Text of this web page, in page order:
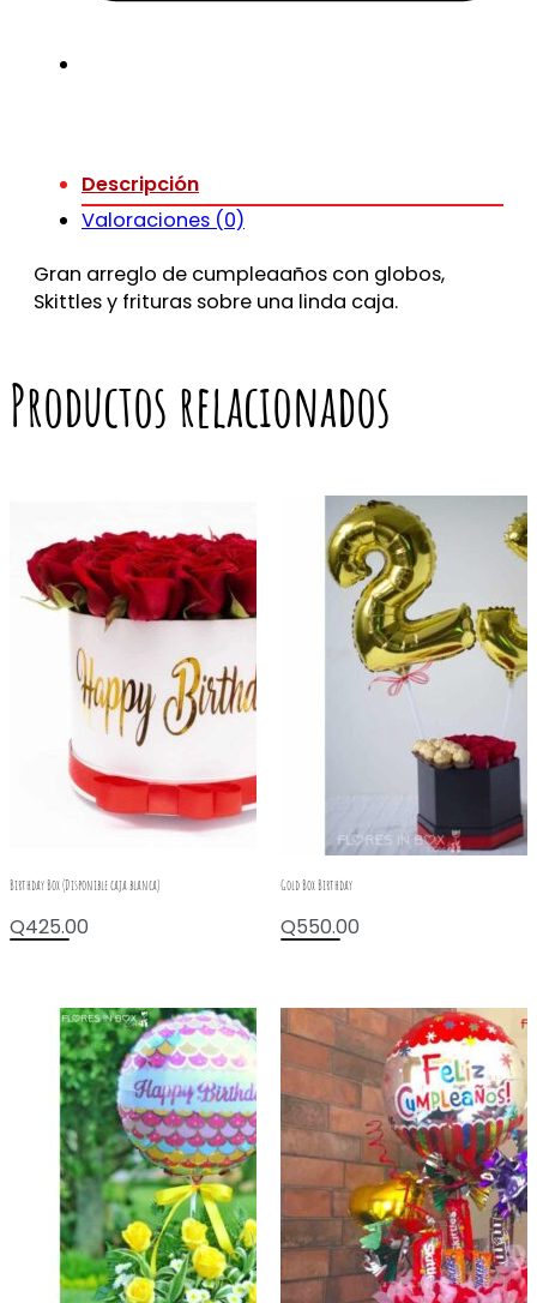
Descripción
Valoraciones (0)
Gran arreglo de cumpleaaños con globos,
Skittles y frituras sobre una linda caja.
Productos relacionados
Birthday Box (Disponible caja blanca)
Q425.00
Gold Box Birthday
Q550.00